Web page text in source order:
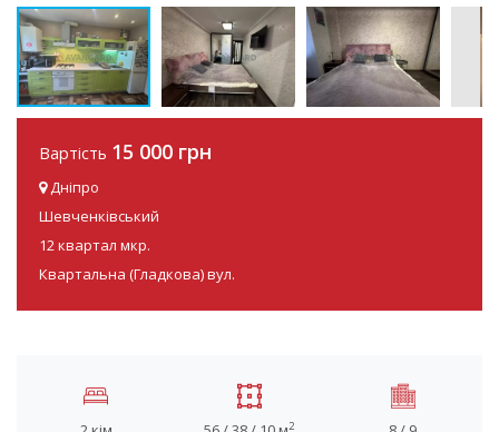
Вартість 15 000 грн
Дніпро
Шевченківський
12 квартал мкр.
Квартальна (Гладкова) вул.
2